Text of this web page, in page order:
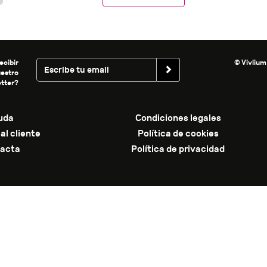
© Vivlium
Condiciones legales
cliente
Política de cookies
Política de privacidad